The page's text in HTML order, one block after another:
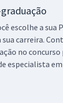
escolhe a sua
carreira.
no concurso
especialista em